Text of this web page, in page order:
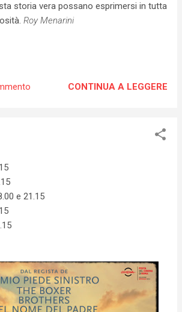
storia vera possano esprimersi in tutta
Roy Menarini
CONTINUA A LEGGERE
e 21.15